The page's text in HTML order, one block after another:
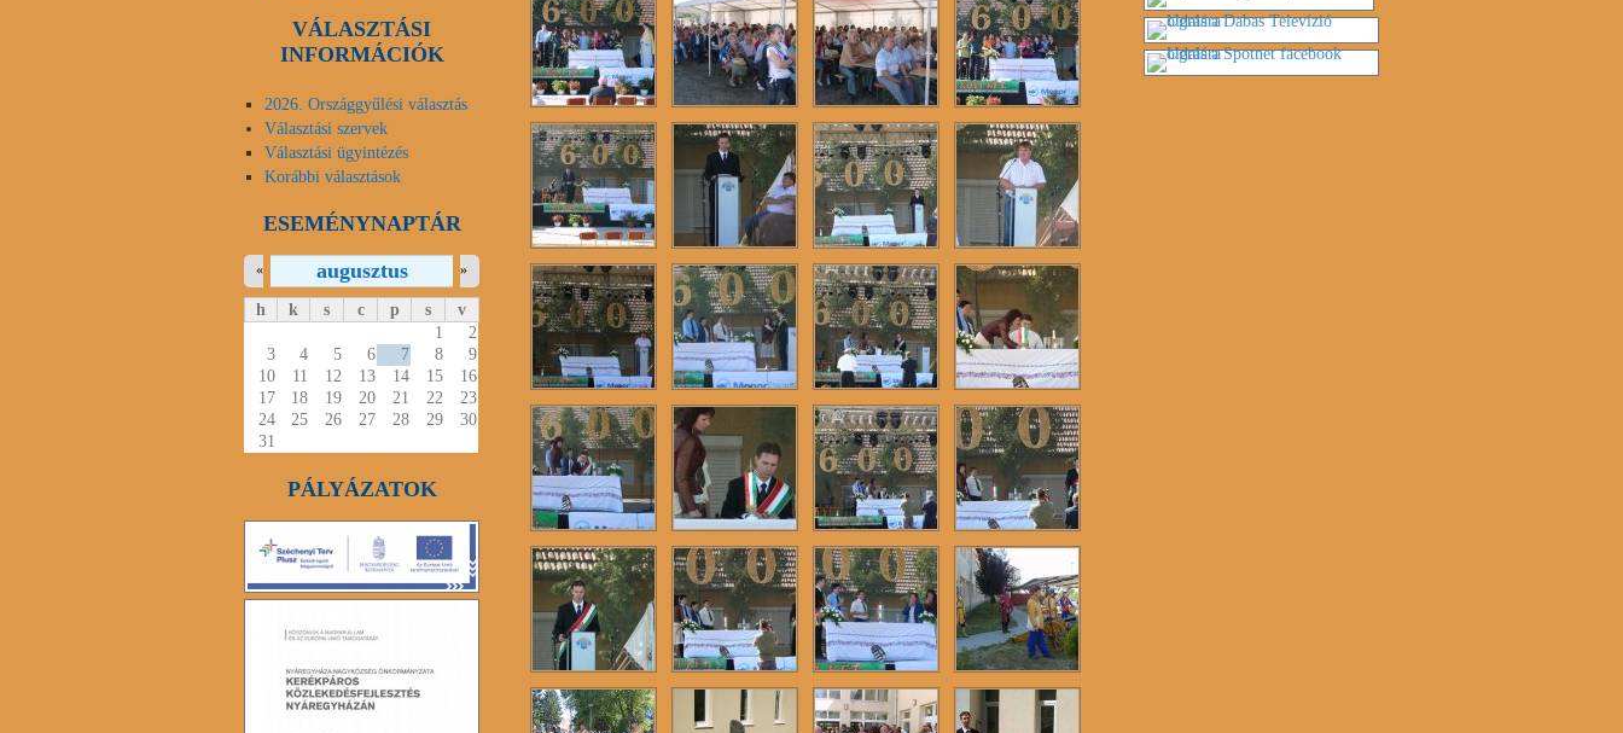
VÁLASZTÁSI
INFORMÁCIÓK
2026. Országgyűlési választás
Választási szervek
Választási ügyintézés
Korábbi választások
ESEMÉNYNAPTÁR
augusztus
« »
h k s c p s
v
1
2
3
4 5 6 7 8
9
10
11 12 13 14 15
16
17
18 19 20 21 22
23
24
25 26 27 28 29
30
31
PÁLYÁZATOK